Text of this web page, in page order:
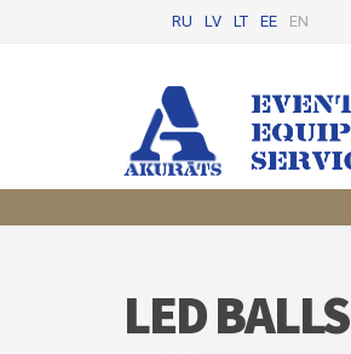
RU LV LT EE EN
LED BALLS